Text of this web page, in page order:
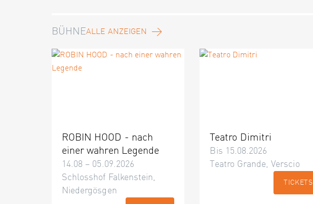
BÜHNEALLE ANZEIGEN
ROBIN HOOD - nach
einer wahren Legende
14.08 – 05.09.2026
Schlosshof Falkenstein,
Niedergösgen
Teatro Dimitri
Bis 15.08.2026
Teatro Grande, Verscio
TICKETS